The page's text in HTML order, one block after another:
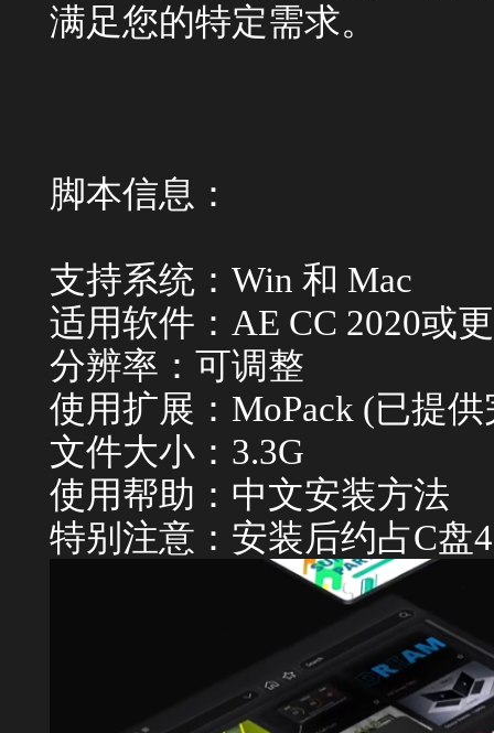
满足您的特定需求。
脚本信息：
支持系统：Win 和 Mac
适用软件：AE CC 2020或
分辨率：可调整
使用扩展：MoPack (已提
文件大小：3.3G
使用帮助：中文安装方法
特别注意：安装后约占C盘